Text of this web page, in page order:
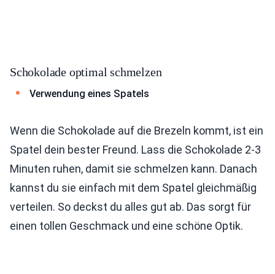
Schokolade optimal schmelzen
Verwendung eines Spatels
Wenn die Schokolade auf die Brezeln kommt, ist ein
Spatel dein bester Freund. Lass die Schokolade 2-3
Minuten ruhen, damit sie schmelzen kann. Danach
kannst du sie einfach mit dem Spatel gleichmäßig
verteilen. So deckst du alles gut ab. Das sorgt für
einen tollen Geschmack und eine schöne Optik.